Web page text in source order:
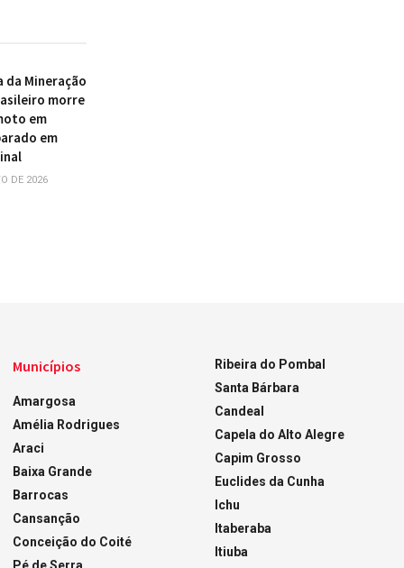
da Mineração
morre
em
em
DE 2026
Municípios
Amargosa
Amélia Rodrigues
Araci
Baixa Grande
Barrocas
Cansanção
Conceição do Coité
Pé de Serra
Ribeira do Pombal
Santa Bárbara
Candeal
Capela do Alto Alegre
Capim Grosso
Euclides da Cunha
Ichu
Itaberaba
Itiuba